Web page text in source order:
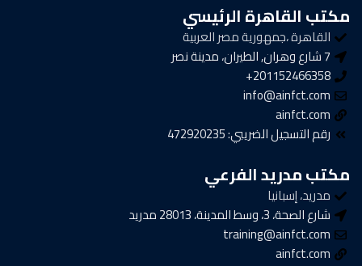
مكتب القاهرة الرئيسي
القاهرة ،جمهورية مصر العربية
7 شارع وهران, الطيران، مدينة نصر
201152466358+
info@ainfct.com
ainfct.com
رقم التسجيل الضريبي: 472920235
مكتب مدريد الفرعي
مدريد، إسبانيا
شارع الصحة، 3، وسط المدينة، 28013 مدريد
training@ainfct.com
ainfct.com